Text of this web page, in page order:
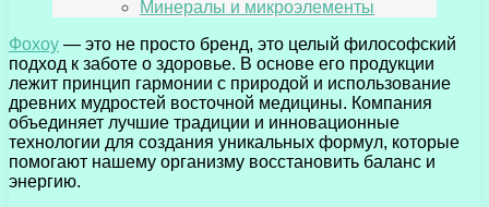
Минералы и микроэлементы
Фохоу — это не просто бренд, это целый философский
подход к заботе о здоровье. В основе его продукции
лежит принцип гармонии с природой и использование
древних мудростей восточной медицины. Компания
объединяет лучшие традиции и инновационные
технологии для создания уникальных формул, которые
помогают нашему организму восстановить баланс и
энергию.